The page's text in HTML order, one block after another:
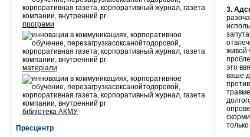
програми
матеріали
бібліотека АКМУ
Пресцентр
3.
живой
это
ваше